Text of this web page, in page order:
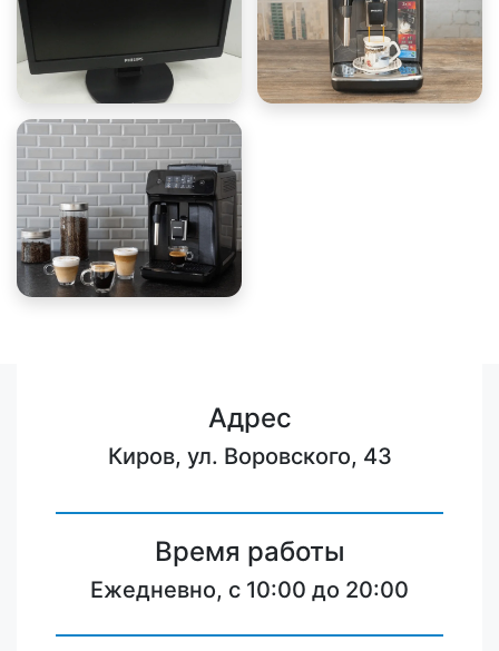
Адрес
Киров, ул. Воровского, 43
Время работы
Ежедневно, с 10:00 до 20:00